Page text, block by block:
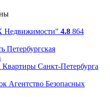
4.8 864
Петербургская
Квартиры Санкт-Петербурга
Агентство Безопасных